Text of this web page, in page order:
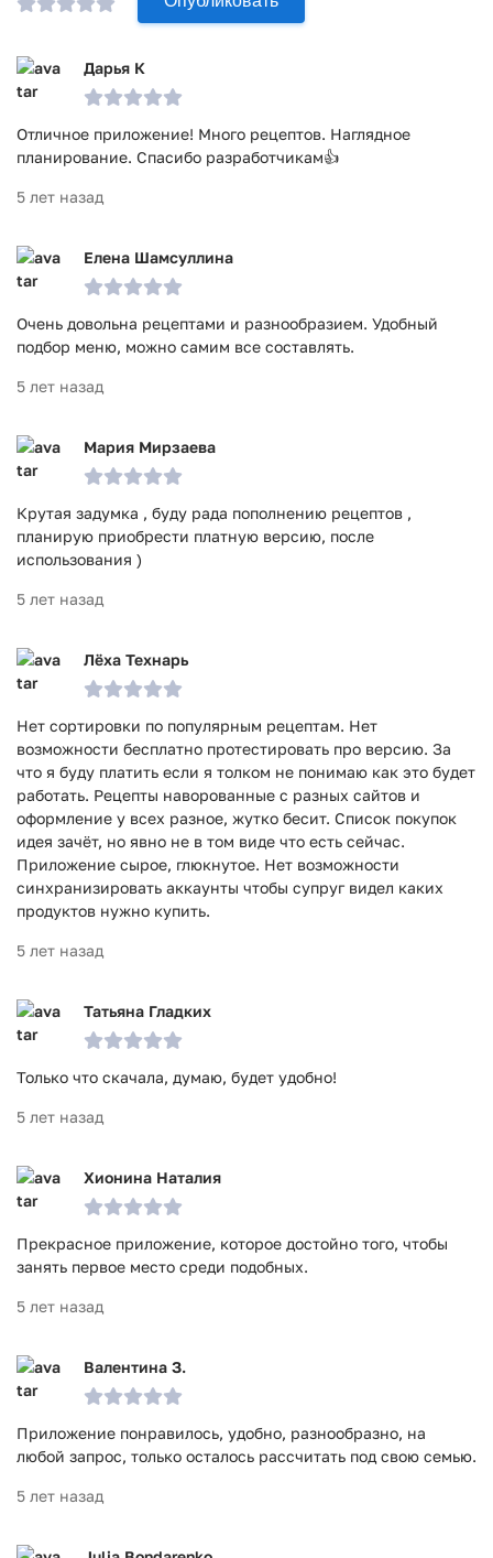
Дарья К
Отличное приложение! Много рецептов. Наглядное
планирование. Спасибо разработчикам👍
5 лет назад
Елена Шамсуллина
Очень довольна рецептами и разнообразием. Удобный
подбор меню, можно самим все составлять.
5 лет назад
Мария Мирзаева
Крутая задумка , буду рада пополнению рецептов ,
планирую приобрести платную версию, после
использования )
5 лет назад
Лёха Технарь
Нет сортировки по популярным рецептам. Нет
возможности бесплатно протестировать про версию. За
что я буду платить если я толком не понимаю как это будет
работать. Рецепты наворованные с разных сайтов и
оформление у всех разное, жутко бесит. Список покупок
идея зачёт, но явно не в том виде что есть сейчас.
Приложение сырое, глюкнутое. Нет возможности
синхранизировать аккаунты чтобы супруг видел каких
продуктов нужно купить.
5 лет назад
Татьяна Гладких
Только что скачала, думаю, будет удобно!
5 лет назад
Хионина Наталия
Прекрасное приложение, которое достойно того, чтобы
занять первое место среди подобных.
5 лет назад
Валентина З.
Приложение понравилось, удобно, разнообразно, на
любой запрос, только осталось рассчитать под свою семью.
5 лет назад